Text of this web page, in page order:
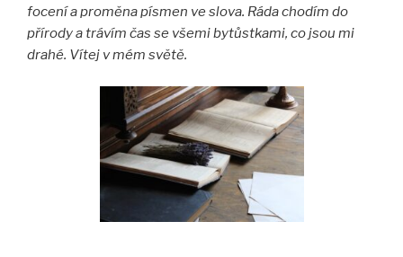
focení a proměna písmen ve slova. Ráda chodím do
přírody a trávím čas se všemi bytůstkami, co jsou mi
drahé. Vítej v mém světě.